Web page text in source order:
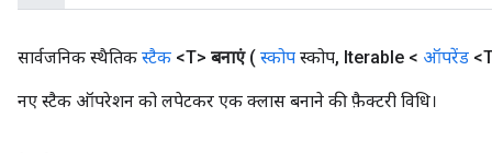
सार्वजनिक स्थैतिक स्टैक <T> बनाएं ( स्कोप स्कोप, Iterable < ऑपरेंड
नए स्टैक ऑपरेशन को लपेटकर एक क्लास बनाने की फ़ैक्टरी विधि।